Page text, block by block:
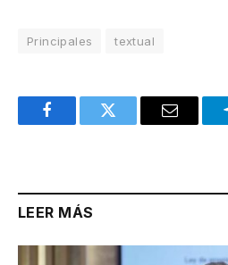
Principales textual
FacebookTwitter Email
LEER MÁS